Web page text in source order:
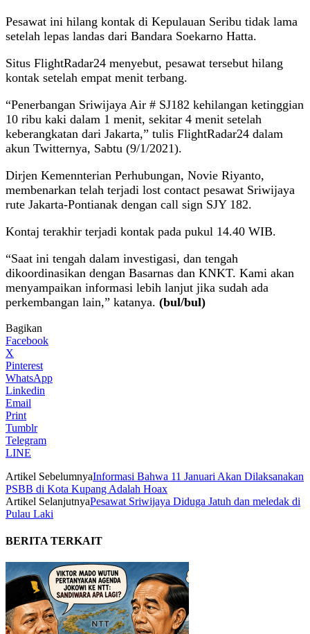
Pesawat ini hilang kontak di Kepulauan Seribu tidak lama
setelah lepas landas dari Bandara Soekarno Hatta.
Situs FlightRadar24 menyebut, pesawat tersebut hilang
kontak setelah empat menit terbang.
“Penerbangan Sriwijaya Air # SJ182 kehilangan ketinggian
10 ribu kaki dalam 1 menit, sekitar 4 menit setelah
keberangkatan dari Jakarta,” tulis FlightRadar24 dalam
akun Twitternya, Sabtu (9/1/2021).
Dirjen Kemennterian Perhubungan, Novie Riyanto,
membenarkan telah terjadi lost contact pesawat Sriwijaya
rute Jakarta-Pontianak dengan call sign SJY 182.
Kontaj terakhir terjadi kontak pada pukul 14.40 WIB.
“Saat ini tengah dalam investigasi, dan tengah
dikoordinasikan dengan Basarnas dan KNKT. Kami akan
menyampaikan informasi lebih lanjut jika sudah ada
perkembangan lain,” katanya. (bul/bul)
Bagikan
Facebook
X
Pinterest
WhatsApp
Linkedin
Email
Print
Tumblr
Telegram
LINE
Artikel SebelumnyaInformasi Bahwa 11 Januari Akan Dilaksanakan
PSBB di Kota Kupang Adalah Hoax
Artikel SelanjutnyaPesawat Sriwijaya Diduga Jatuh dan meledak di
Pulau Laki
BERITA TERKAIT